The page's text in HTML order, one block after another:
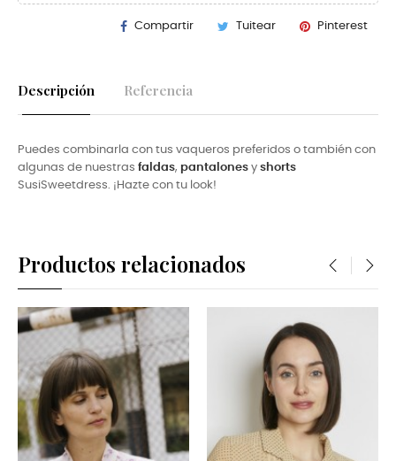
Compartir Tuitear Pinterest
Descripción Referencia
Puedes combinarla con tus vaqueros preferidos o también con
algunas de nuestras faldas, pantalones y shorts
SusiSweetdress. ¡Hazte con tu look!
Productos relacionados